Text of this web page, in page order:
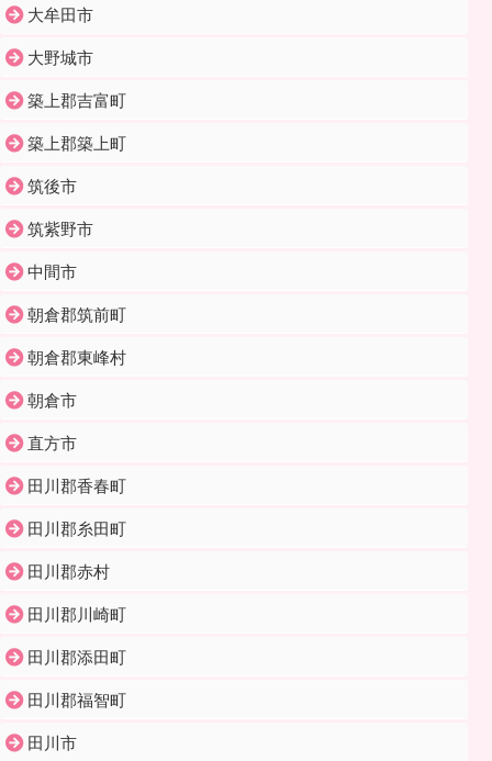
大牟田市
大野城市
築上郡吉富町
築上郡築上町
筑後市
筑紫野市
中間市
朝倉郡筑前町
朝倉郡東峰村
朝倉市
直方市
田川郡香春町
田川郡糸田町
田川郡赤村
田川郡川崎町
田川郡添田町
田川郡福智町
田川市